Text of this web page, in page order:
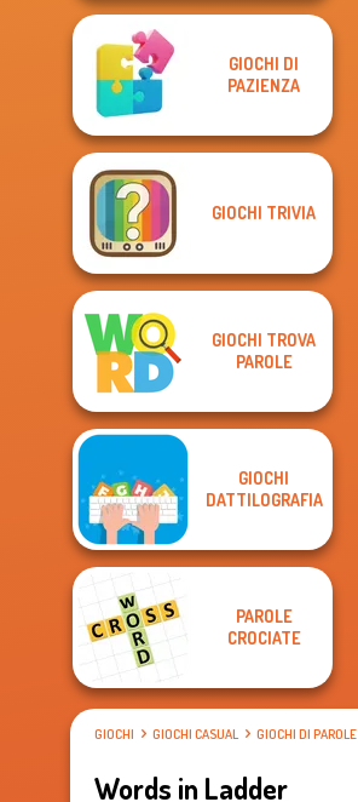
GIOCHI DI
PAZIENZA
GIOCHI TRIVIA
GIOCHI TROVA
PAROLE
GIOCHI
DATTILOGRAFIA
PAROLE
CROCIATE
GIOCHI GIOCHI CASUAL GIOCHI DI PAROLE
Words in Ladder